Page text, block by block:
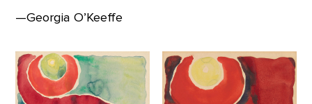
—Georgia O’Keeffe